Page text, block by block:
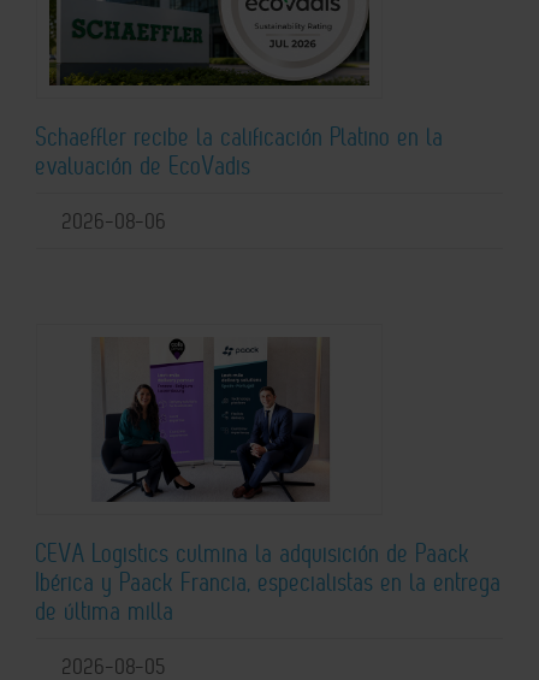
Schaeffler recibe la calificación Platino en la
evaluación de EcoVadis
2026-08-06
CEVA Logistics culmina la adquisición de Paack
Ibérica y Paack Francia, especialistas en la entrega
de última milla
2026-08-05